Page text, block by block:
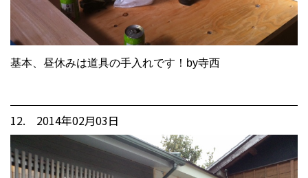
基本、昼休みは道具の手入れです！by寺西
12. 2014年02月03日